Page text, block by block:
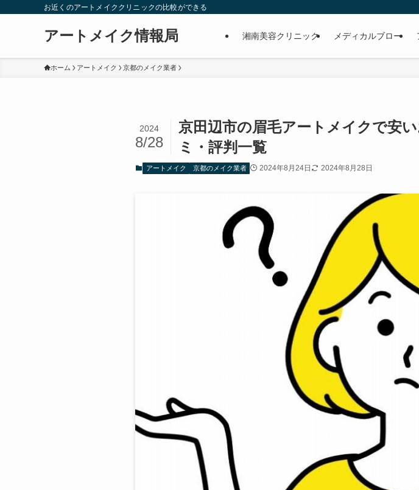
お近くのアートメイククリニックの比較ができる
アートメイク情報局 湘南美容クリニック メディカルブロー
ホーム アートメイク 京都のメイク業者
京田辺市の眉毛アートメイクで安
ミ・評判一覧
2024
8/28
アートメイク 京都のメイク業者 2024年8月24日 2024年8月28日